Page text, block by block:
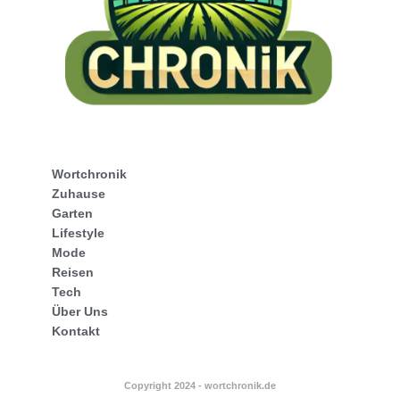
Wortchronik
Zuhause
Garten
Lifestyle
Mode
Reisen
Tech
Über Uns
Kontakt
Copyright 2024 - wortchronik.de